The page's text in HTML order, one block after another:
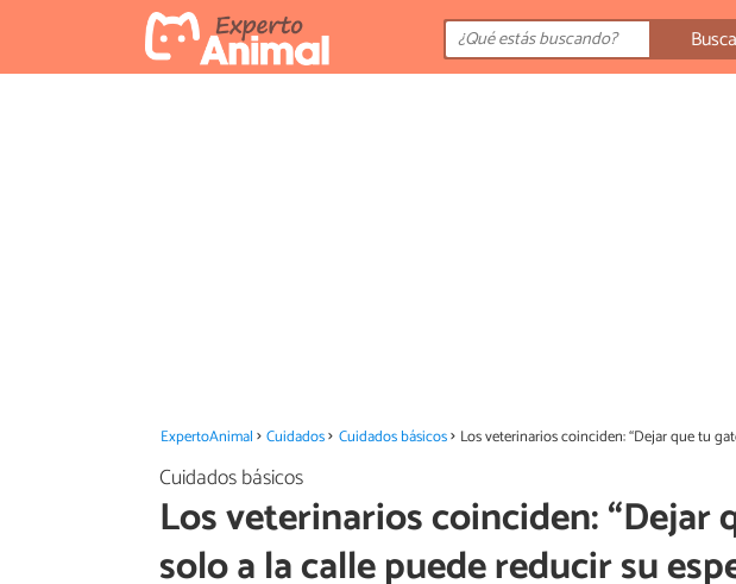
ExpertoAnimal Cuidados Cuidados básicos Los veterinarios coinciden: “Dejar que tu
Cuidados básicos
Los veterinarios coinciden: “Dejar
solo a la calle puede reducir su